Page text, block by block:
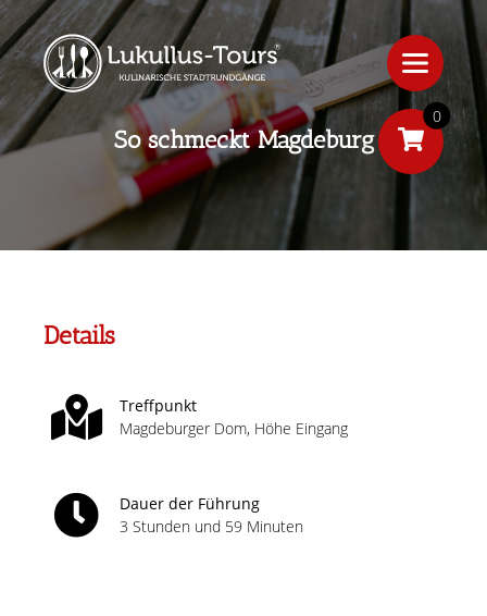
So schmeckt Magdeburg
Details
Treffpunkt
Magdeburger Dom, Höhe Eingang
Dauer der Führung
3 Stunden und 59 Minuten
0